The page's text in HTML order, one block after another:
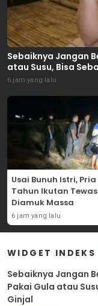
Sebaiknya Jangan
atau Susu, Bisa
6 jam yang lalu
Usai Bunuh Istri, Pria
Tahun Ikutan Tewas
Diamuk Massa
6 jam yang lalu
WIDGET INDEKS
Sebaiknya Jangan
Pakai Gula atau
Ginjal